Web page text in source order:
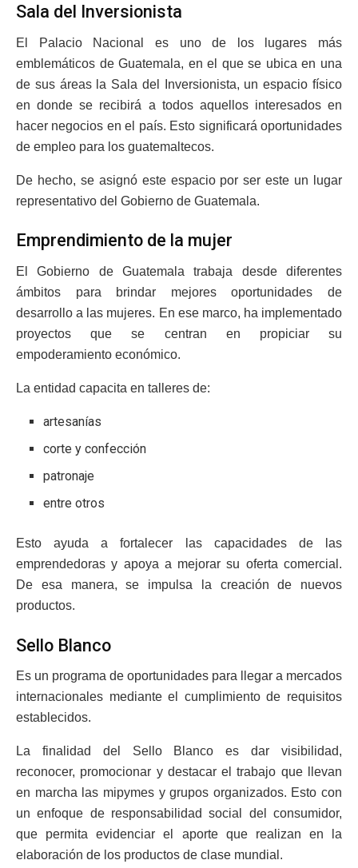
Sala del Inversionista
El Palacio Nacional es uno de los lugares más
emblemáticos de Guatemala, en el que se ubica en una
de sus áreas la Sala del Inversionista, un espacio físico
en donde se recibirá a todos aquellos interesados en
hacer negocios en el país. Esto significará oportunidades
de empleo para los guatemaltecos.
De hecho, se asignó este espacio por ser este un lugar
representativo del Gobierno de Guatemala.
Emprendimiento de la mujer
El Gobierno de Guatemala trabaja desde diferentes
ámbitos para brindar mejores oportunidades de
desarrollo a las mujeres. En ese marco, ha implementado
proyectos que se centran en propiciar su
empoderamiento económico.
La entidad capacita en talleres de:
artesanías
corte y confección
patronaje
entre otros
Esto ayuda a fortalecer las capacidades de las
emprendedoras y apoya a mejorar su oferta comercial.
De esa manera, se impulsa la creación de nuevos
productos.
Sello Blanco
Es un programa de oportunidades para llegar a mercados
internacionales mediante el cumplimiento de requisitos
establecidos.
La finalidad del Sello Blanco es dar visibilidad,
reconocer, promocionar y destacar el trabajo que llevan
en marcha las mipymes y grupos organizados. Esto con
un enfoque de responsabilidad social del consumidor,
que permita evidenciar el aporte que realizan en la
elaboración de los productos de clase mundial.